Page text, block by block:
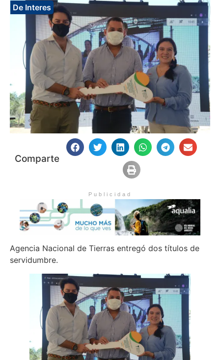
De Interes
Comparte
Publicidad
Agencia Nacional de Tierras entregó dos títulos de
servidumbre.